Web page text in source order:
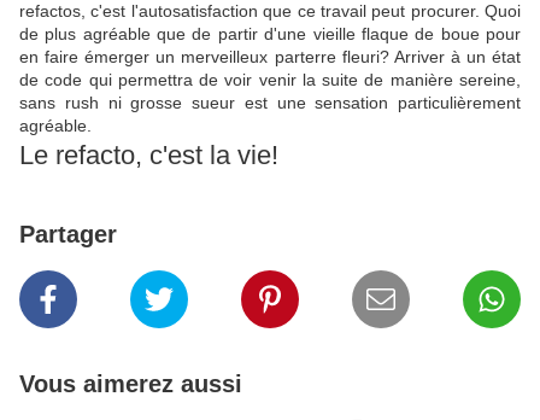
refactos, c'est l'autosatisfaction que ce travail peut procurer. Quoi
de plus agréable que de partir d'une vieille flaque de boue pour
en faire émerger un merveilleux parterre fleuri? Arriver à un état
de code qui permettra de voir venir la suite de manière sereine,
sans rush ni grosse sueur est une sensation particulièrement
agréable.
Le refacto, c'est la vie!
Partager
Vous aimerez aussi